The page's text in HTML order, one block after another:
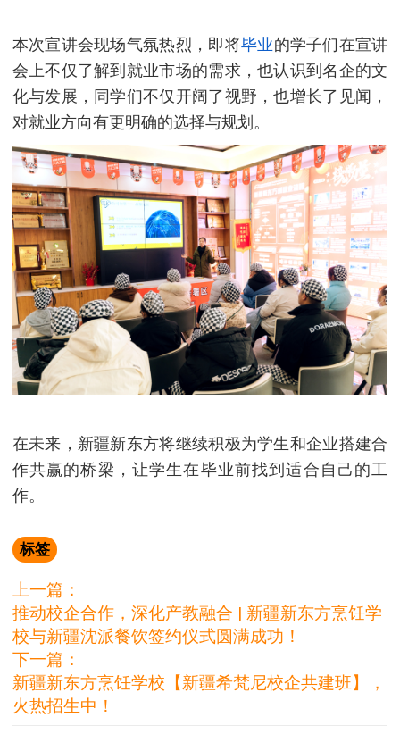
本次宣讲会现场气氛热烈，即将毕业的学子们在宣讲
会上不仅了解到就业市场的需求，也认识到名企的文
化与发展，同学们不仅开阔了视野，也增长了见闻，
对就业方向有更明确的选择与规划。
在未来，新疆新东方将继续积极为学生和企业搭建合
作共赢的桥梁，让学生在毕业前找到适合自己的工
作。
标签
上一篇：
推动校企合作，深化产教融合 | 新疆新东方烹饪学
校与新疆沈派餐饮签约仪式圆满成功！
下一篇：
新疆新东方烹饪学校【新疆希梵尼校企共建班】，
火热招生中！